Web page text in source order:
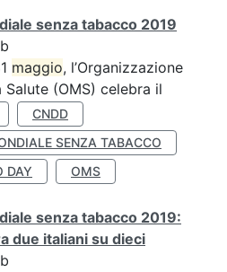
senza tabacco 2019
maggio, l’Organizzazione
Salute (OMS) celebra il
CNDD
SENZA TABACCO
DAY
OMS
senza tabacco 2019:
due italiani su dieci